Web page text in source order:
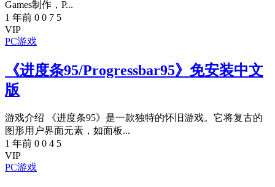
Games制作，P...
1 年前 0 0 7 5
VIP
PC游戏
《进度条95/Progressbar95》免安装中文
版
游戏介绍 《进度条95》是一款独特的怀旧游戏。它将复古的
图形用户界面元素，如面板...
1 年前 0 0 4 5
VIP
PC游戏